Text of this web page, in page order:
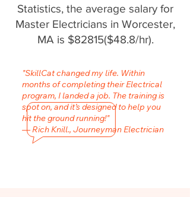
Statistics, the average salary for
Master Electricians in Worcester,
MA is $82815($48.8/hr).
"SkillCat changed my life. Within
months of completing their Electrical
program, I landed a job. The training is
spot on, and it’s designed to help you
hit the ground running!"
— Rich Knill., Journeyman Electrician